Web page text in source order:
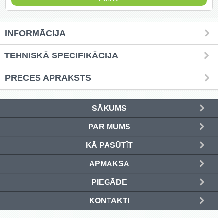
INFORMĀCIJA
TEHNISKĀ SPECIFIKĀCIJA
PRECES APRAKSTS
SĀKUMS
PAR MUMS
KĀ PASŪTĪT
APMAKSA
PIEGĀDE
KONTAKTI
Hidrauliskās preses (20)
Hidrauliskie instrumenti (40)
Instrumentu komplekti (554)
Instrumentu rezerves daļas (37)
Krāsošanas instrumenti (133)